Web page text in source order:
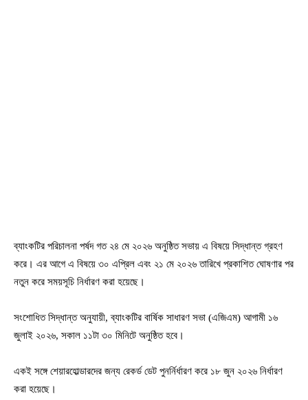
ব্যাংকটির পরিচালনা পর্ষদ গত ২৪ মে ২০২৬ অনুষ্ঠিত সভায় এ বিষয়ে সিদ্ধান্ত গ্রহণ
করে। এর আগে এ বিষয়ে ৩০ এপ্রিল এবং ২১ মে ২০২৬ তারিখে প্রকাশিত ঘোষণার পর
নতুন করে সময়সূচি নির্ধারণ করা হয়েছে।
সংশোধিত সিদ্ধান্ত অনুযায়ী, ব্যাংকটির বার্ষিক সাধারণ সভা (এজিএম) আগামী ১৬
জুলাই ২০২৬, সকাল ১১টা ৩০ মিনিটে অনুষ্ঠিত হবে।
একই সঙ্গে শেয়ারহোল্ডারদের জন্য রেকর্ড ডেট পুনর্নির্ধারণ করে ১৮ জুন ২০২৬ নির্ধারণ
করা হয়েছে।